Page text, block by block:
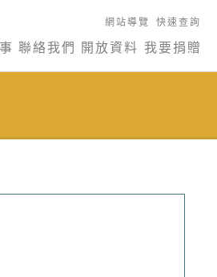
網站導覽 快速查詢
聯絡我們 開放資料 我要捐贈